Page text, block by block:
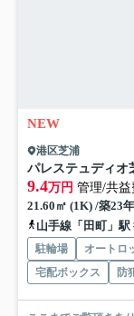
NEW
港区芝浦
パレステュディオ
9.4万円 管理/共益
21.60㎡ (1K) /築23
山手線「田町」駅
駐輪場 オートロ
宅配ボックス
防